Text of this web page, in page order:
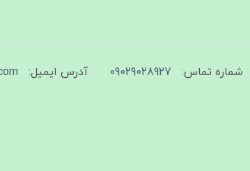
شماره تماس: 09029028927 آدرس ایمیل: